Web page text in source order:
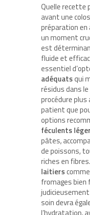
Quelle recette
avant une
préparation en
un moment
est
fluide et
essentiel
adéquatsqui
résidus dans
procédure
patient que
options
féculents
pâtes,
de poissons,
riches en
laitiers
fromages bien
soin devra
l’hydratation,